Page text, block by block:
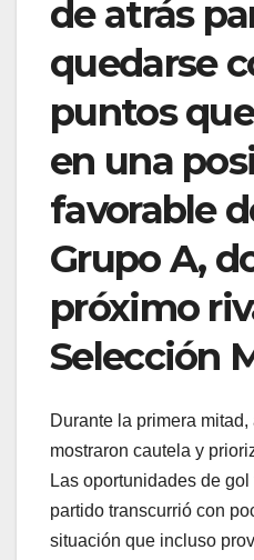
de atrás
quedarse
puntos
en una
favorable
Grupo A,
próximo
Selección
Durante la primera
mostraron cautela y
Las oportunidades de
partido transcurrió con
situación que incluso